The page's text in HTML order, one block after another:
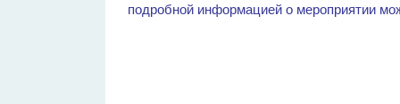
подробной информацией о мероприятии